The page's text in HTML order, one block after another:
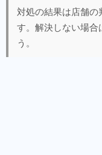
対処の結果は店舗の
す。解決しない場合
う。